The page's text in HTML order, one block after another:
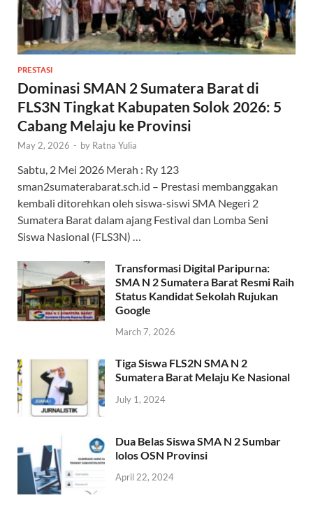
PRESTASI
Dominasi SMAN 2 Sumatera Barat di
FLS3N Tingkat Kabupaten Solok 2026: 5
Cabang Melaju ke Provinsi
May 2, 2026 - by Ratna Yulia
Sabtu, 2 Mei 2026 Merah : Ry 123
sman2sumaterabarat.sch.id – Prestasi membanggakan
kembali ditorehkan oleh siswa-siswi SMA Negeri 2
Sumatera Barat dalam ajang Festival dan Lomba Seni
Siswa Nasional (FLS3N) …
Transformasi Digital Paripurna:
SMA N 2 Sumatera Barat Resmi Raih
Status Kandidat Sekolah Rujukan
Google
March 7, 2026
Tiga Siswa FLS2N SMA N 2
Sumatera Barat Melaju Ke Nasional
July 1, 2024
Dua Belas Siswa SMA N 2 Sumbar
lolos OSN Provinsi
April 22, 2024